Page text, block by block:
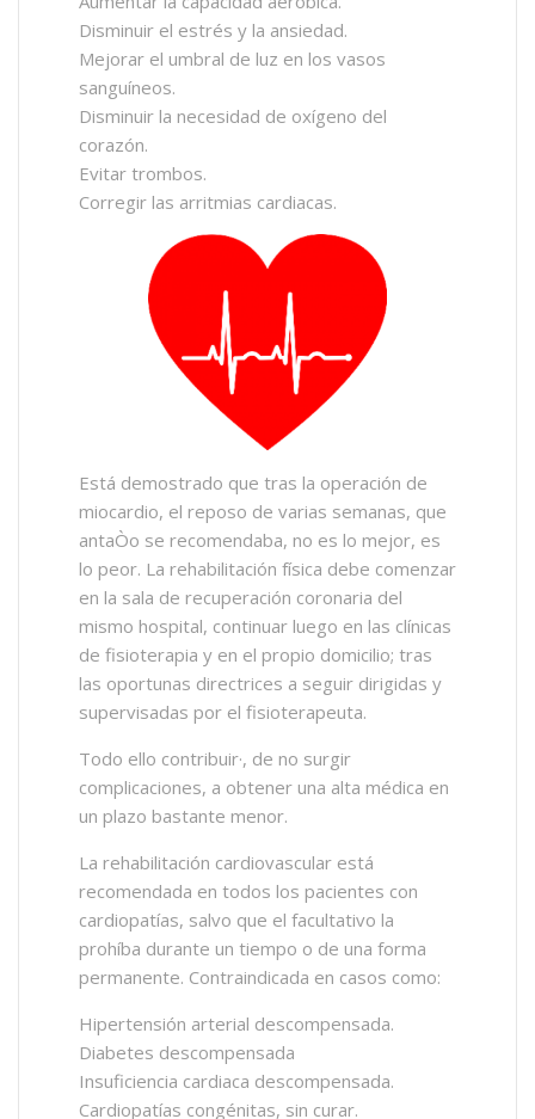
Disminuir el estrés y la ansiedad.
Mejorar el umbral de luz en los vasos
sanguíneos.
Disminuir la necesidad de oxígeno del
corazón.
Evitar trombos.
Corregir las arritmias cardiacas.
Está demostrado que tras la operación de
miocardio, el reposo de varias semanas, que
antaÒo se recomendaba, no es lo mejor, es
lo peor. La rehabilitación física debe comenzar
en la sala de recuperación coronaria del
mismo hospital, continuar luego en las clínicas
de fisioterapia y en el propio domicilio; tras
las oportunas directrices a seguir dirigidas y
supervisadas por el fisioterapeuta.
Todo ello contribuir·, de no surgir
complicaciones, a obtener una alta médica en
un plazo bastante menor.
La rehabilitación cardiovascular está
recomendada en todos los pacientes con
cardiopatías, salvo que el facultativo la
prohíba durante un tiempo o de una forma
permanente. Contraindicada en casos como:
Hipertensión arterial descompensada.
Diabetes descompensada
Insuficiencia cardiaca descompensada.
Cardiopatías congénitas, sin curar.